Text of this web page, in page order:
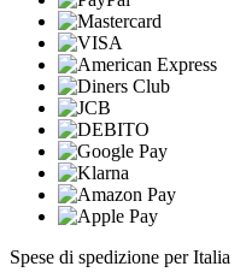
Spese di spedizione per Italia